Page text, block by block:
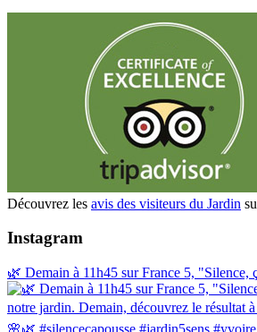
Découvrez les avis des visiteurs du Jardin
Instagram
🌿 Demain à 11h45 sur France 5, "Silence,